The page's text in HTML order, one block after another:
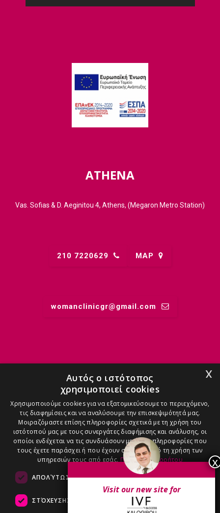
ATHENA
Vas. Sofias & D. Aeginitou 4, Athens, (Megaron Metro Station)
210 7220629 MAP
womanclinicgr@gmail.comㅤ
MIDWIFERY
ANASTASIA - 6971909090
ANGELIKI - 6986100600
VASSO - 6983200800
Visit our new site for
x
Αυτός ο ιστότοπος
χρησιμοποιεί cookies
Χρησιμοποιούμε cookies για να εξατομικεύσουμε το περιεχόμενο,
τις διαφημίσεις και να αναλύσουμε την επισκεψιμότητά μας.
Μοιραζόμαστε επίσης πληροφορίες σχετικά με τη χρήση του
ιστότοπού μας με τους συνεργάτες διαφήμισης και ανάλυσης, οι
οποίοι ενδέχεται να τις συνδυάσουν με άλλες πληροφορίες που
τους έχετε παράσχει ή που έχουν συλλέξει από τη χρήση των
υπηρεσιών τους από εσάς. Πολιτική Απορρήτου
ΑΠΟΛΎΤΩΣ ΑΠΑΡΑΊΤΗΤΑ ΑΠΌΔΟΣΗΣ
ΣΤΌΧΕΥΣΗΣ ΛΕΙΤΟΥΡΓΙΚΌΤΗΤΑΣ